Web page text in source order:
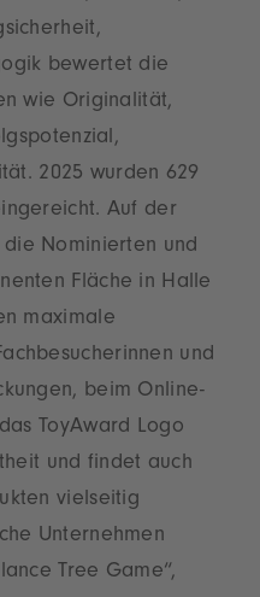
bewertet die
wie Originalität,
2025 wurden 629
Auf der
Nominierten und
Fläche in Halle
maximale
und
beim Online-
ToyAward Logo
und findet auch
vielseitig
Unternehmen
Tree Game“,